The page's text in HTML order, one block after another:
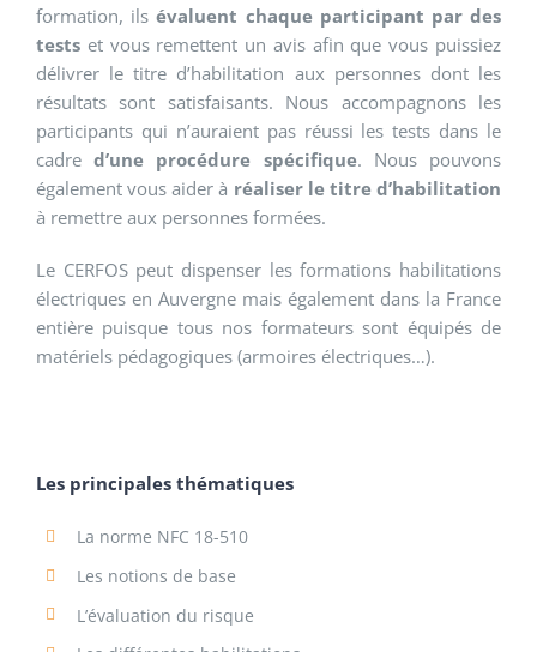
formation, ilsévaluent chaque participant par des
tests et vous remettent un avis afin que vous puissiez
délivrer le titre d’habilitation aux personnes dont les
résultats sont satisfaisants. Nous accompagnons les
participants qui n’auraient pas réussi les tests dans le
cadred’une procédure spécifique. Nous pouvons
également vous aider à réaliser le titre d’habilitation
à remettre aux personnes formées.
Le CERFOS peut dispenser les formations habilitations
électriques en Auvergne mais également dans la France
entière puisque tous nos formateurs sont équipés de
matériels pédagogiques (armoires électriques…).
Les principales thématiques
La norme NFC 18-510
Les notions de base
L’évaluation du risque